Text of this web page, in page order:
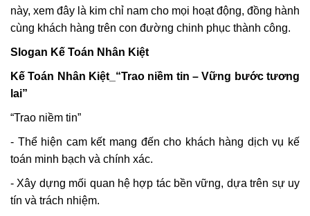
này, xem đây là kim chỉ nam cho mọi hoạt động, đồng hành
cùng khách hàng trên con đường chinh phục thành công.
Slogan Kế Toán Nhân Kiệt
Kế Toán Nhân Kiệt_“Trao niềm tin – Vững bước tương
lai”
“Trao niềm tin”
- Thể hiện cam kết mang đến cho khách hàng dịch vụ kế
toán minh bạch và chính xác.
- Xây dựng mối quan hệ hợp tác bền vững, dựa trên sự uy
tín và trách nhiệm.